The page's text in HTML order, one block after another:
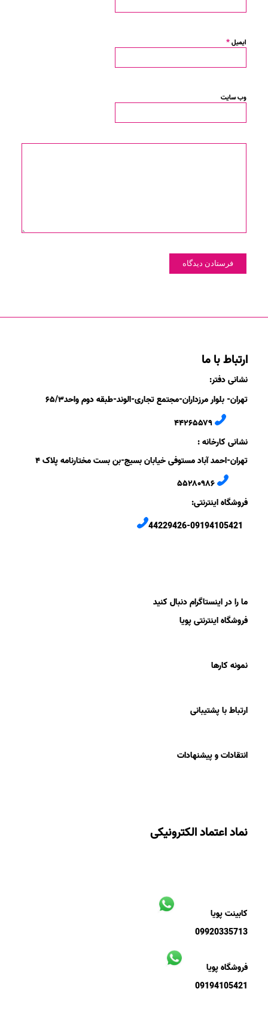
ایمیل*
وب‌ سایت
ارتباط با ما
نشانی دفتر:
تهران- بلوار مرزداران-مجتمع تجاری-الوند-طبقه دومواحد۶ ۵/۳
۴۴
۲۶۵۵۷۹
نشانی کارخانه :
تهران-احمد آباد مستوفیخیابان بسیج-بن بستمختارنامهپلاک ۴
۵۵۲۸۰۹۸۶
فروشگاه اینترنتی:
44229426-09194105421
ما را در اینستاگرام دنبال کنید
فروشگاه اینترنتی پویا
نمونه کارها
ارتباط با پشتیبانی
انتقادات و پیشنهادات
نماد اعتماد الکترونیکی
کابینت پویا
09920335713
فروشگاه پویا
09194105421